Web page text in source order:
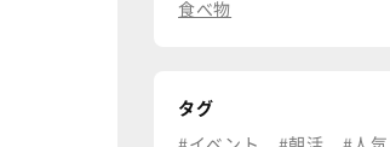
食べ物
タグ